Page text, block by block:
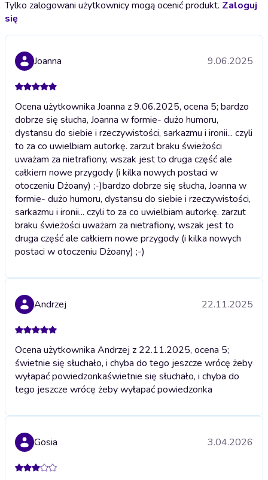
Tylko zalogowani użytkownicy mogą ocenić produkt. Zaloguj
się
Joanna 9.06.2025
Ocena użytkownika Joanna z 9.06.2025, ocena 5; bardzo
dobrze się słucha, Joanna w formie- dużo humoru,
dystansu do siebie i rzeczywistości, sarkazmu i ironii... czyli
to za co uwielbiam autorkę. zarzut braku świeżości
uważam za nietrafiony, wszak jest to druga część ale
całkiem nowe przygody (i kilka nowych postaci w
otoczeniu Dżoany) ;⁠-⁠)bardzo dobrze się słucha, Joanna w
formie- dużo humoru, dystansu do siebie i rzeczywistości,
sarkazmu i ironii... czyli to za co uwielbiam autorkę. zarzut
braku świeżości uważam za nietrafiony, wszak jest to
druga część ale całkiem nowe przygody (i kilka nowych
postaci w otoczeniu Dżoany) ;⁠-⁠)
Andrzej 22.11.2025
Ocena użytkownika Andrzej z 22.11.2025, ocena 5;
świetnie się słuchało, i chyba do tego jeszcze wrócę żeby
wyłapać powiedzonkaświetnie się słuchało, i chyba do
tego jeszcze wrócę żeby wyłapać powiedzonka
Gosia 3.04.2026